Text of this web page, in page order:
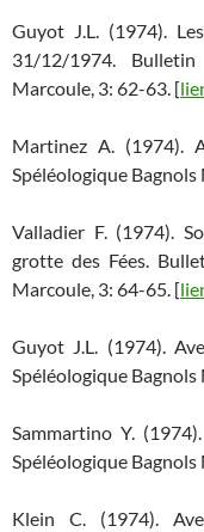
Guyot J.L. (1974).
31/12/1974.
Marcoule, 3: 62-63. [
Martinez A. (1974).
Spéléologique Bagnols
Valladier F. (1974).
grotte des Fées.
Marcoule, 3: 64-65. [
Guyot J.L. (1974).
Spéléologique Bagnols
Sammartino Y.
Spéléologique Bagnols
Klein C. (1974).